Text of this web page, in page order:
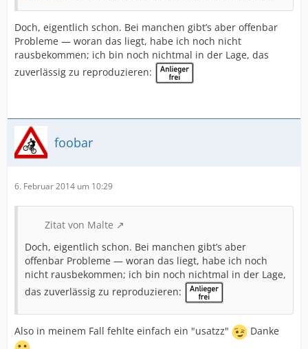
Doch, eigentlich schon. Bei manchen gibt’s aber offenbar
Probleme — woran das liegt, habe ich noch nicht
rausbekommen; ich bin noch nichtmal in der Lage, das
zuverlässig zu reproduzieren:
foobar
6. Februar 2014 um 10:29
Zitat von Malte
Doch, eigentlich schon. Bei manchen gibt’s aber
offenbar Probleme — woran das liegt, habe ich noch
nicht rausbekommen; ich bin noch nichtmal in der Lage,
das zuverlässig zu reproduzieren:
Also in meinem Fall fehlte einfach ein "usatzz" Danke